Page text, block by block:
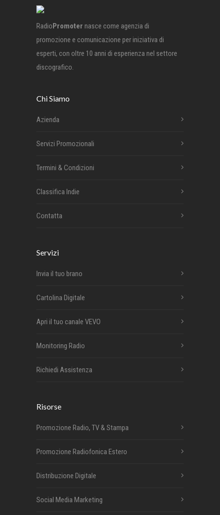
RadioPromoter nasce come agenzia di
promozione e comunicazione per iniziativa di
esperti, con oltre 10 anni di esperienza nel settore
discografico.
Chi Siamo
Azienda
Servizi Promozionali
Termini & Condizioni
Classifica Indie
Contatta
Servizi
Invia il tuo brano
Cartolina Digitale
Apri il tuo canale VEVO
Monitoring Radio
Richiedi Assistenza
Risorse
Promozione Radio, TV & Stampa
Promozione Radiofonica Estero
Distribuzione Digitale
Social Media Marketing